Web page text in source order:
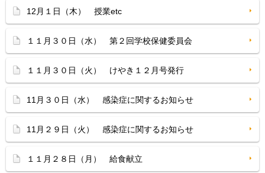
12月１日（木） 授業etc
１１月３０日（水） 第２回学校保健委員会
１１月３０日（火） けやき１２月号発行
11月３０日（水） 感染症に関するお知らせ
11月２９日（火） 感染症に関するお知らせ
１１月２８日（月） 給食献立